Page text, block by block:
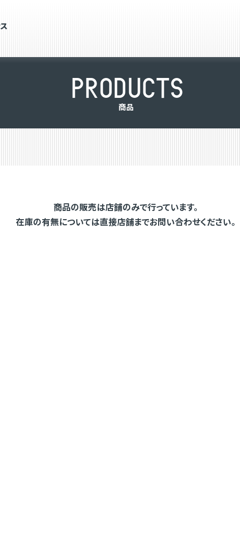
PRODUCTS
商品
商品の販売は店舗のみで行っています。
在庫の有無については直接店舗までお問い合わせください。